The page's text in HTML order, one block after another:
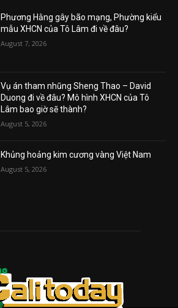
Phương Hằng gây bão mạng, Phường kiểu
mẫu XHCN của Tô Lâm đi về đâu?
August 7, 2026
Vụ án tham nhũng Sheng Thao – David
Duong đi về đâu? Mô hình XHCN của Tô
Lâm bao giờ sẽ thành?
August 5, 2026
Khủng hoảng kim cương vàng Việt Nam
August 5, 2026